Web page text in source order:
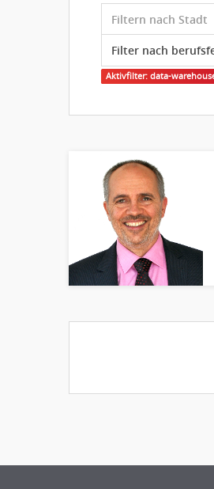
Aktivfilter: data-